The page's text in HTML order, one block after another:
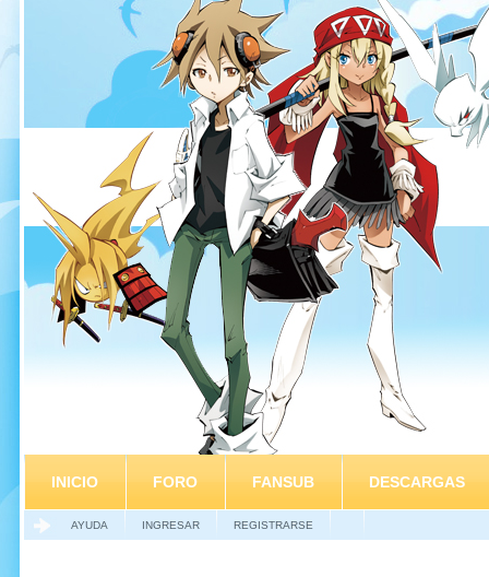
INICIO FORO FANSUB DESCARGAS
AYUDA INGRESAR REGISTRARSE